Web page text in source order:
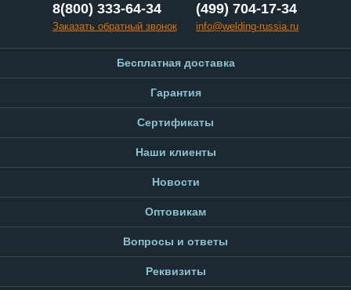
8(800) 333-64-34
Заказать обратный звонок
(499) 704-17-34
info@welding-russia.ru
Бесплатная доставка
Гарантия
Сертификаты
Наши клиенты
Новости
Оптовикам
Вопросы и ответы
Реквизиты